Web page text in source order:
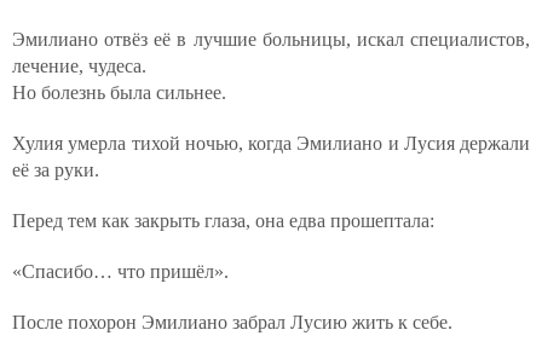
Эмилиано отвёз её в лучшие больницы, искал специалистов,
лечение, чудеса.
Но болезнь была сильнее.
Хулия умерла тихой ночью, когда Эмилиано и Лусия держали
её за руки.
Перед тем как закрыть глаза, она едва прошептала:
«Спасибо… что пришёл».
После похорон Эмилиано забрал Лусию жить к себе.